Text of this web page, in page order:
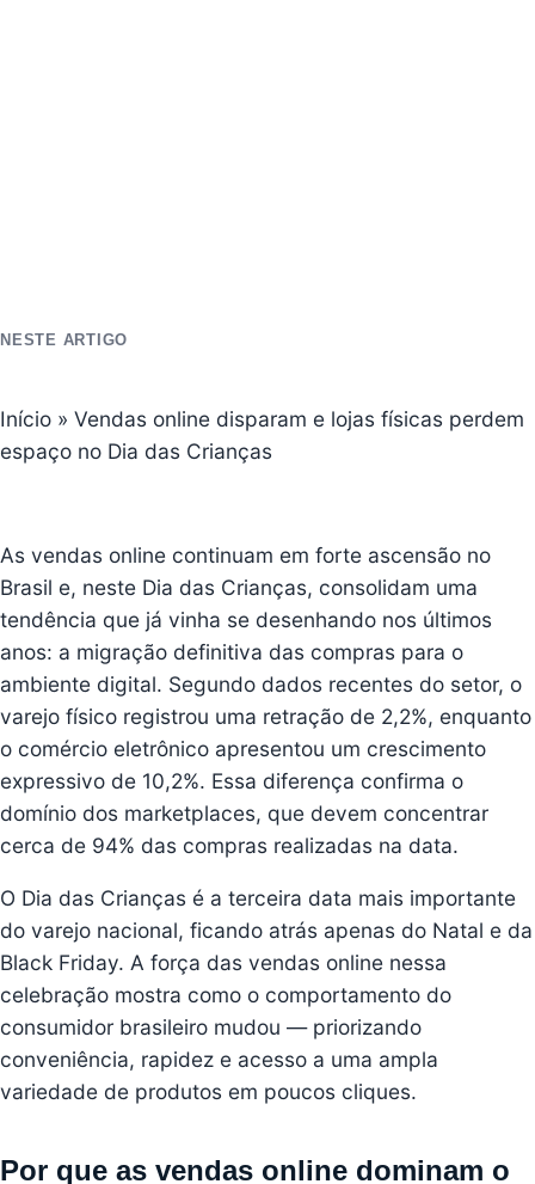
NESTE ARTIGO
Início » Vendas online disparam e lojas físicas perdem
espaço no Dia das Crianças
As vendas online continuam em forte ascensão no
Brasil e, neste Dia das Crianças, consolidam uma
tendência que já vinha se desenhando nos últimos
anos: a migração definitiva das compras para o
ambiente digital. Segundo dados recentes do setor, o
varejo físico registrou uma retração de 2,2%, enquanto
o comércio eletrônico apresentou um crescimento
expressivo de 10,2%. Essa diferença confirma o
domínio dos marketplaces, que devem concentrar
cerca de 94% das compras realizadas na data.
O Dia das Crianças é a terceira data mais importante
do varejo nacional, ficando atrás apenas do Natal e da
Black Friday. A força das vendas online nessa
celebração mostra como o comportamento do
consumidor brasileiro mudou — priorizando
conveniência, rapidez e acesso a uma ampla
variedade de produtos em poucos cliques.
Por que as vendas online dominam o